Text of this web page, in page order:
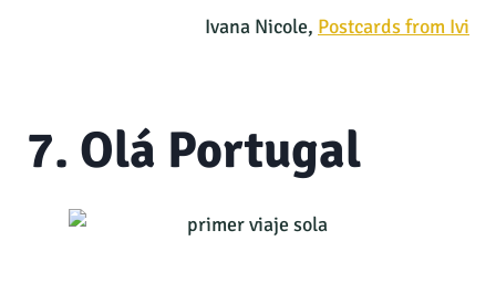
Ivana Nicole, Postcards from Ivi
7. Olá Portugal